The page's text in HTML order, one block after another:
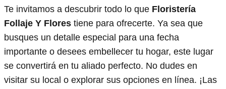
Te invitamos a descubrir todo lo que Floristería
Follaje Y Flores tiene para ofrecerte. Ya sea que
busques un detalle especial para una fecha
importante o desees embellecer tu hogar, este lugar
se convertirá en tu aliado perfecto. No dudes en
visitar su local o explorar sus opciones en línea. ¡Las